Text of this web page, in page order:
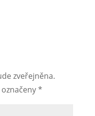
zveřejněna.
*